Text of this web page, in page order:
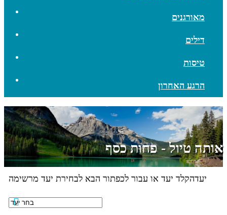
מאורגנים
דילים
טיסות
הרגע האחרון
אותה טיול - פחות כסף
יעדהקלד יעד או עבור לכפתור הבא לבחירת יעד מרשימה